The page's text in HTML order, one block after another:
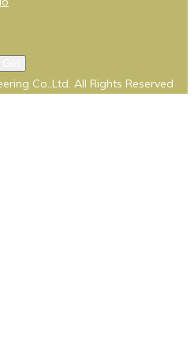
Co.,Ltd. All Rights Reserved